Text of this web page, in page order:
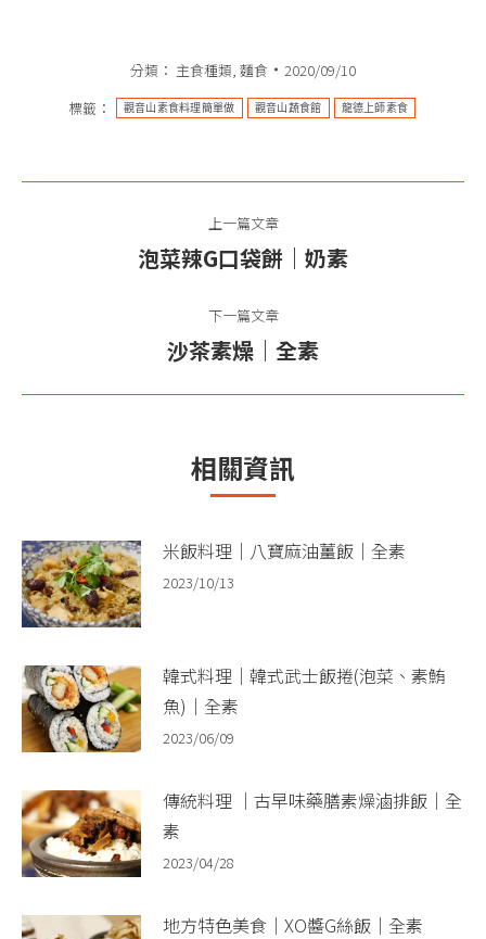
分類： 主食種類, 麵食
2020/09/10
標籤：
觀音山素食料理簡單做 觀音山蔬食館 龍德上師素食
上一篇文章
上
篇
文
泡菜辣G口袋餅｜奶素
下一篇文章
下
章：
沙茶素燥｜全素
相關資訊
米飯料理｜八寶麻油薑飯｜全素
2023/10/13
韓式料理｜韓式武士飯捲(泡菜、素鮪
魚)｜全素
2023/06/09
傳統料理 ｜古早味藥膳素燥滷排飯｜全
素
2023/04/28
地方特色美食｜XO醬G絲飯｜全素